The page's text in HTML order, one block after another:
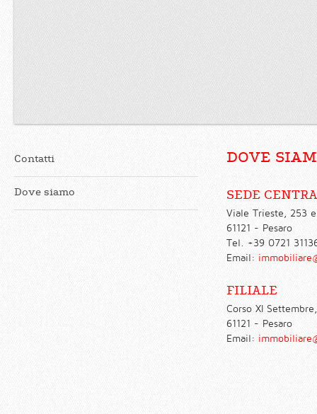
Contatti
Dove siamo
DOVE
SEDE
Viale Trieste, 253
61121 - Pesaro
Tel. +39 0721
Email:
FILIALE
Corso XI
61121 - Pesaro
Email: